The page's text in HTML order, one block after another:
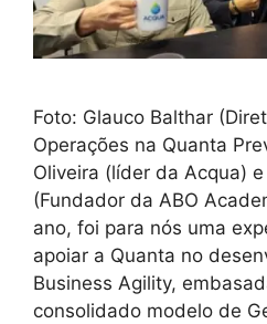
Foto: Glauco Balthar
Operações na Quanta
Oliveira (líder da Acqua)
(Fundador da ABO
ano, foi para nós uma
apoiar a Quanta no
Business Agility,
consolidado modelo de